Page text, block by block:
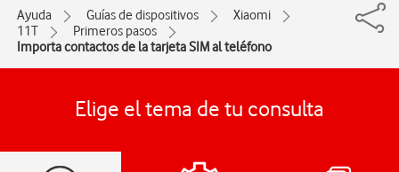
Ayuda Guías de dispositivos
Xiaomi
11T
Primeros pasos
Importa contactos de la tarjeta SIM al teléfono
Elige el tema de tu consulta